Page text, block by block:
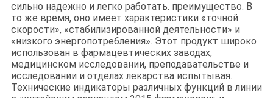
сильно надежно и легко работать. преимущество. В
то же время, оно имеет характеристики «точной
скорости», «стабилизированной деятельности» и
«низкого энергопотребления». Этот продукт широко
использован в фармацевтических заводах,
медицинском исследовании, преподавательстве и
исследовании и отделах лекарства испытывая.
Технические индикаторы различных функций в линии